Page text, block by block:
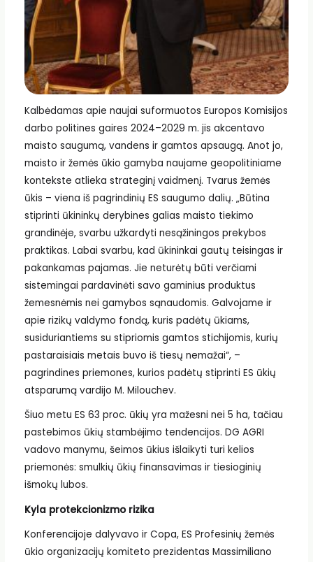
Kalbėdamas apie naujai suformuotos Europos Komisijos
darbo politines gaires 2024–2029 m. jis akcentavo
maisto saugumą, vandens ir gamtos apsaugą. Anot jo,
maisto ir žemės ūkio gamyba naujame geopolitiniame
kontekste atlieka strateginį vaidmenį. Tvarus žemės
ūkis – viena iš pagrindinių ES saugumo dalių. „Būtina
stiprinti ūkininkų derybines galias maisto tiekimo
grandinėje, svarbu užkardyti nesąžiningos prekybos
praktikas. Labai svarbu, kad ūkininkai gautų teisingas ir
pakankamas pajamas. Jie neturėtų būti verčiami
sistemingai pardavinėti savo gaminius produktus
žemesnėmis nei gamybos sąnaudomis. Galvojame ir
apie rizikų valdymo fondą, kuris padėtų ūkiams,
susiduriantiems su stipriomis gamtos stichijomis, kurių
pastaraisiais metais buvo iš tiesų nemažai“, –
pagrindines priemones, kurios padėtų stiprinti ES ūkių
atsparumą vardijo M. Milouchev.
Šiuo metu ES 63 proc. ūkių yra mažesni nei 5 ha, tačiau
pastebimos ūkių stambėjimo tendencijos. DG AGRI
vadovo manymu, šeimos ūkius išlaikyti turi kelios
priemonės: smulkių ūkių finansavimas ir tiesioginių
išmokų lubos.
Kyla protekcionizmo rizika
Konferencijoje dalyvavo ir Copa, ES Profesinių žemės
ūkio organizacijų komiteto prezidentas Massimiliano